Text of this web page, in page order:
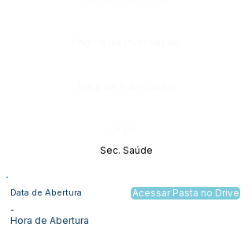
Sec. Saúde
Data de Abertura
-
Hora de Abertura
Acessar Pasta no Drive